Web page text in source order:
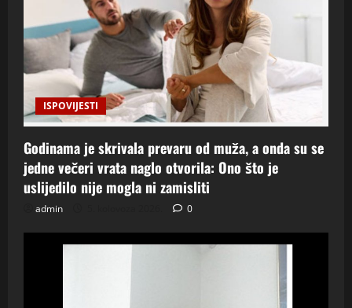
ISPOVIJESTI
Godinama je skrivala prevaru od muža, a onda su se
jedne večeri vrata naglo otvorila: Ono što je
uslijedilo nije mogla ni zamisliti
admin 0